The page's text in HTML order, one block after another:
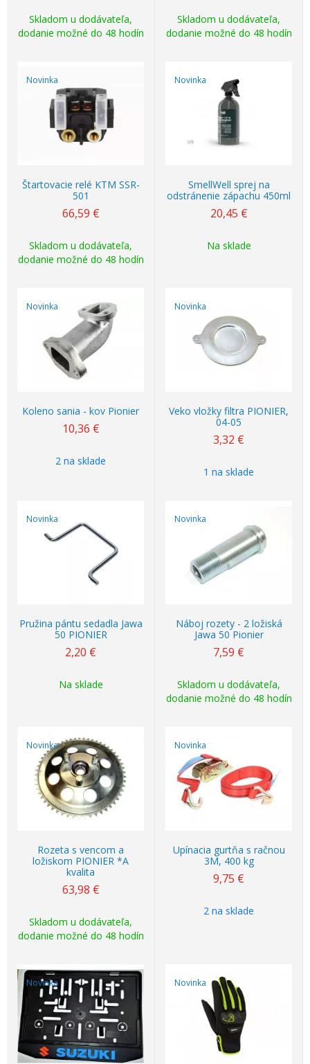
Skladom u dodávateľa,
dodanie možné do 48 hodín
Skladom u dodávateľa,
dodanie možné do 48 hodín
Novinka
Štartovacie relé KTM SSR-
501
66,59 €
Skladom u dodávateľa,
dodanie možné do 48 hodín
Novinka
SmellWell sprej na
odstránenie zápachu 450ml
20,45 €
Na sklade
Novinka
Koleno sania - kov Pionier
10,36 €
2 na sklade
Novinka
Veko vložky filtra PIONIER,
04-05
3,32 €
1 na sklade
Novinka
Pružina pántu sedadla Jawa
50 PIONIER
2,20 €
Na sklade
Novinka
Náboj rozety - 2 ložiská
Jawa 50 Pionier
7,59 €
Skladom u dodávateľa,
dodanie možné do 48 hodín
Novinka
Rozeta s vencom a
ložiskom PIONIER *A
kvalita
63,98 €
Skladom u dodávateľa,
dodanie možné do 48 hodín
Novinka
Upínacia gurtňa s račnou
3M, 400 kg
9,75 €
2 na sklade
Novinka Novinka